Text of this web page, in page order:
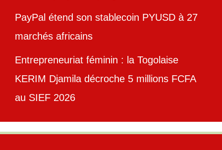
PayPal étend son stablecoin PYUSD à 27
marchés africains
Entrepreneuriat féminin : la Togolaise
KERIM Djamila décroche 5 millions FCFA
au SIEF 2026